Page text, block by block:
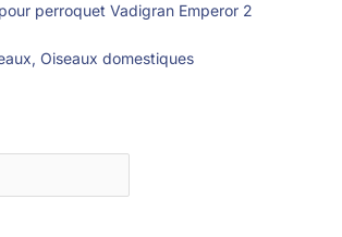
perroquet Vadigran Emperor 2
, Oiseaux domestiques